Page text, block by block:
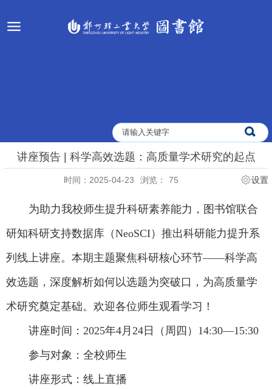
讲座预告 | 科学高效选题：高质量学术研究的起点
时间：2025-04-23 浏览： 75 设置
为助力我校师生提升科研素养能力，图书馆联合
研知科研支持数据库（NeoSCI）推出科研能力提升系
列线上讲座。本期主题聚焦科研核心环节——科学高
效选题，深度解析如何以选题为突破口，为高质量学
术研究奠定基础。欢迎各位师生观看学习！
讲座时间： 2025年4 月 24日（周四） 14:30—15:30
参与对象：全校师生
讲座形式：线上直播